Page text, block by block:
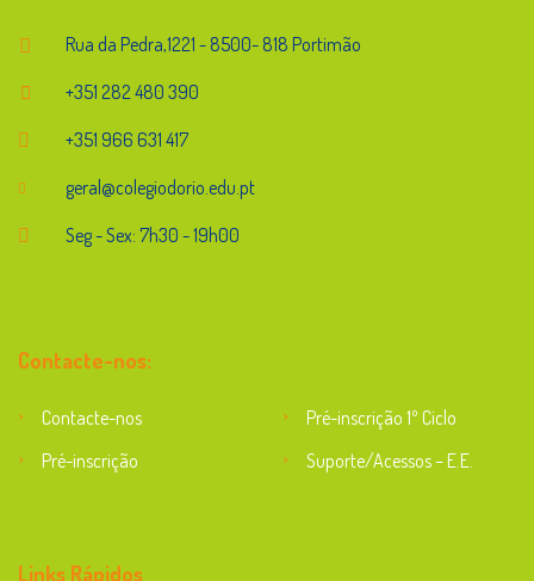
Rua da Pedra,1221 - 8500- 818 Portimão
+351 282 480 390
+351 966 631 417
geral@colegiodorio.edu.pt
Seg - Sex: 7h30 - 19h00
Contacte-nos:
Contacte-nos
Pré-inscrição 1º Ciclo
Pré-inscrição
Suporte/Acessos – E.E.
Links Rápidos